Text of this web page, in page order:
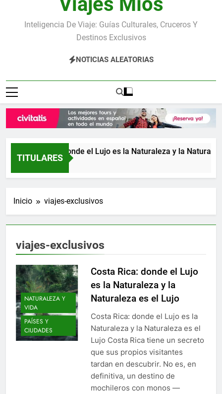
Inteligencia De Viaje: Guías Culturales, Cruceros Y
Destinos Exclusivos
NOTICIAS ALEATORIAS
TITULARES
Costa Rica: donde el Lujo es la Naturaleza y la Naturaleza
1 Día Atrás
Inicio viajes-exclusivos
viajes-exclusivos
NATURALEZA Y
VIDA
PAÍSES Y
CIUDADES
Costa Rica: donde el Lujo
es la Naturaleza y la
Naturaleza es el Lujo
Costa Rica: donde el Lujo es la
Naturaleza y la Naturaleza es el
Lujo Costa Rica tiene un secreto
que sus propios visitantes
tardan en descubrir. No es, en
definitiva, un destino de
mochileros con monos —